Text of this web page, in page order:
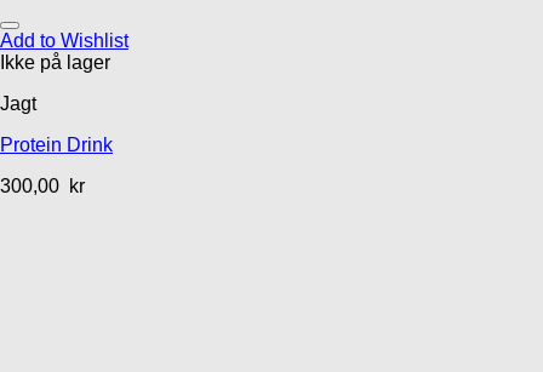
Add to Wishlist
Ikke på lager
Jagt
Protein Drink
300,00 kr